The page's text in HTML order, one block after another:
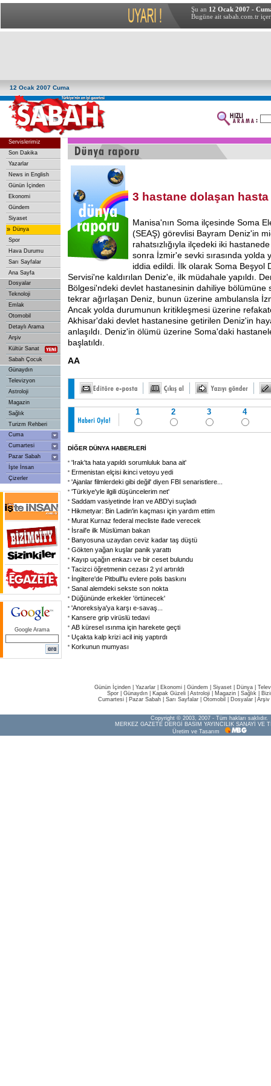
Şu an 12 Ocak 2007 -
Bugüne ait sabah.com.tr
12 Ocak 2007 Cuma
Servislerimiz
Son Dakika
Yazarlar
News in English
Günün İçinden
Ekonomi
Gündem
Siyaset
» Dünya
Spor
Hava Durumu
Sarı Sayfalar
Ana Sayfa
Dosyalar
Teknoloji
Emlak
Otomobil
Detaylı Arama
Arşiv
Kültür Sanat
Sabah Çocuk
Günaydın
Televizyon
Astroloji
Magazin
Sağlık
Turizm Rehberi
Cuma
Cumartesi
Pazar Sabah
İşte İnsan
Çizerler
Google Arama
3 hastane dolaşan
Manisa'nın Soma ilçesinde Soma
(SEAŞ) görevlisi Bayram Deniz'in
rahatsızlığıyla ilçedeki iki
sonra İzmir'e sevki sırasında yolda
iddia edildi. İlk olarak Soma Beşyol
Servisi'ne kaldırılan Deniz'e, ilk müdahale yapıldı.
Bölgesi'ndeki devlet hastanesinin dahiliye bölümüne
tekrar ağırlaşan Deniz, bunun üzerine ambulansla
Ancak yolda durumunun kritikleşmesi üzerine
Akhisar'daki devlet hastanesine getirilen Deniz'in
anlaşıldı. Deniz'in ölümü üzerine Soma'daki
başlatıldı.
AA
1 2 3 4
DİĞER DÜNYA HABERLERİ
'Irak'ta hata yapıldı sorumluluk bana ait'
Ermenistan elçisi ikinci vetoyu yedi
'Ajanlar filmlerdeki gibi değil' diyen FBI senaristlere...
'Türkiye'yle ilgili düşüncelerim net'
Saddam vasiyetinde İran ve ABD'yi suçladı
Hikmetyar: Bin Ladin'in kaçması için yardım ettim
Murat Kurnaz federal mecliste ifade verecek
İsrail'e ilk Müslüman bakan
Banyosuna uzaydan ceviz kadar taş düştü
Gökten yağan kuşlar panik yarattı
Kayıp uçağın enkazı ve bir ceset bulundu
Tacizci öğretmenin cezası 2 yıl artırıldı
İngiltere'de Pitbull'lu evlere polis baskını
Sanal alemdeki sekste son nokta
Düğününde erkekler 'örtünecek'
'Anoreksiya'ya karşı e-savaş...
Kansere grip virüslü tedavi
AB küresel ısınma için harekete geçti
Uçakta kalp krizi acil iniş yaptırdı
Korkunun mumyası
Günün İçinden Yazarlar Ekonomi Gündem Siyaset Dünya |
Spor
Günaydın Kapak Güzeli Astroloji Magazin Sağlık
Cumartesi
Pazar Sabah Sarı Sayfalar Otomobil Dosyalar Arşiv
Copyright © 2003, 2007 - Tüm hakları saklıdır.
MERKEZ GAZETE DERGİ BASIM YAYINCILIK SANAYİ VE
Üretim ve Tasarım